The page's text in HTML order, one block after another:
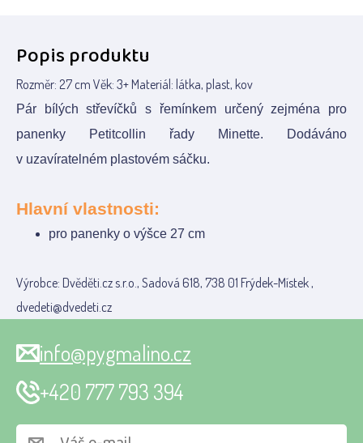
Popis produktu
Rozměr: 27 cm Věk: 3+ Materiál: látka, plast, kov
Pár bílých střevíčků s řemínkem určený zejména pro
panenky Petitcollin řady Minette. Dodáváno
v uzavíratelném plastovém sáčku.
Hlavní vlastnosti:
pro panenky o výšce 27 cm
Výrobce: Dvěděti.cz s.r.o., Sadová 618, 738 01 Frýdek-Místek ,
dvedeti@dvedeti.cz
info@pygmalino.cz
+420 777 793 394